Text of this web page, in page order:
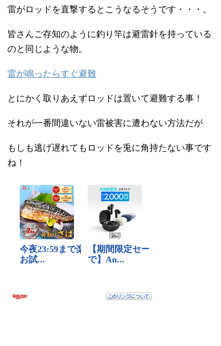
雷がロッドを直撃するとこうなるそうです・・・。
皆さんご存知のように釣り竿は避雷針を持っている
のと同じような物。
雷が鳴ったらすぐ避難
とにかく取りあえずロッドは置いて避難する事！
それが一番間違いない雷被害に遭わない方法だが
もしも逃げ遅れてもロッドを兎に角持たない事です
ね！